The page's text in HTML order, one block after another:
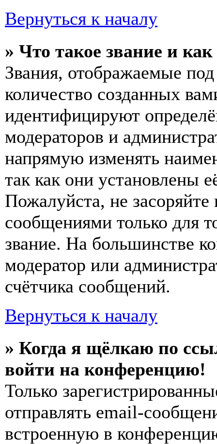
Вернуться к началу
» Что такое звание и
Звания, отображаемые
количество созданных
идентифицируют
модераторов и
напрямую изменять
так как они установлены
Пожалуйста, не
сообщениями только для
звание. На большинстве
модератор или
счётчика сообщений.
Вернуться к началу
» Когда я щёлкаю по
войти на конференцию!
Только
отправлять email-
встроенную в